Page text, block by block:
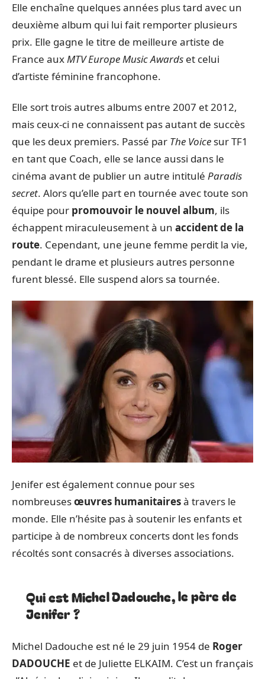
Elle enchaîne quelques années plus tard avec un
deuxième album qui lui fait remporter plusieurs
prix. Elle gagne le titre de meilleure artiste de
France auxMTV Europe Music Awards et celui
d’artiste féminine francophone.
Elle sort trois autres albums entre 2007 et 2012,
mais ceux-ci ne connaissent pas autant de succès
que les deux premiers. Passé par The Voice sur TF1
en tant que Coach, elle se lance aussi dans le
cinéma avant de publier un autre intitulé Paradis
secret. Alors qu’elle part en tournée avec toute son
équipe pour promouvoir le nouvel album, ils
échappent miraculeusement à un accident de la
route. Cependant, une jeune femme perdit la vie,
pendant le drame et plusieurs autres personne
furent blessé. Elle suspend alors sa tournée.
Jenifer est également connue pour ses
nombreusesœuvres humanitairesà travers le
monde. Elle n’hésite pas à soutenir les enfants et
participe à de nombreux concerts dont les fonds
récoltés sont consacrés à diverses associations.
Qui est Michel Dadouche, le père de
Jenifer ?
Michel Dadouche est né le 29 juin 1954 de Roger
DADOUCHE et de Juliette ELKAIM. C’est un français